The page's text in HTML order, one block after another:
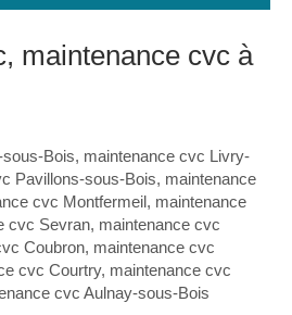
maintenance cvc à
Bois, maintenance cvc Livry-
Pavillons-sous-Bois, maintenance
cvc Montfermeil, maintenance
cvc Sevran, maintenance cvc
Coubron, maintenance cvc
cvc Courtry, maintenance cvc
cvc Aulnay-sous-Bois